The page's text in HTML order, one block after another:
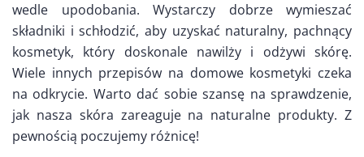
wedle upodobania. Wystarczy dobrze wymieszać
składniki i schłodzić, aby uzyskać naturalny, pachnący
kosmetyk, który doskonale nawilży i odżywi skórę.
Wiele innych przepisów na domowe kosmetyki czeka
na odkrycie. Warto dać sobie szansę na sprawdzenie,
jak nasza skóra zareaguje na naturalne produkty. Z
pewnością poczujemy różnicę!